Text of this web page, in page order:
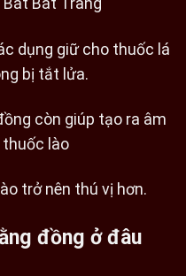
Bát Tràng
dụng giữ cho thuốc lá
bị tắt lửa.
còn giúp tạo ra âm
lào
trở nên thú vị hơn.
đồng ở đâu